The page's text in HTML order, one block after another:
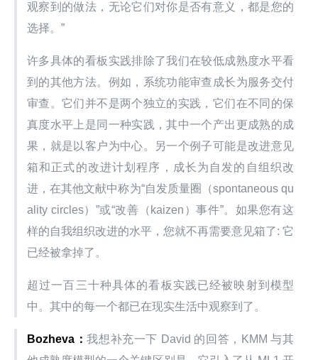
观察到的做法，无论它们对你是否有意义，都是您的
选择。”
许多具体的看板实践排除了我们在较低成熟度水平看
到的其他方法。例如，系统功能审查成长为服务交付
审查。它们并不是两个独立的实践，它们在不同的保
真度水平上是同一种实践，其中一个产出更成熟的成
果，就是以客户为中心。另一个例子可能是改进意见
箱和正式的改进计划程序，成长为自发的自组织改
进，在其他文献中称为“自发质量圈（spontaneous qu
ality circles）”或“改善（kaizen）事件”。如果您有这
样的自我组织改进的水平，您就不再需要意见箱了: 它
已经被拿掉了。
超过一百三十种具体的看板实践已经被映射到模型
中。其中的每一个都已在现实生活中观察到了。
Bozheva：我想补充一下 David 的回答，KMM 与其